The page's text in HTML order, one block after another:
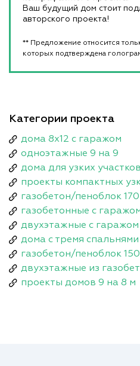
Ваш будущий дом стоит
авторского проекта!
** Предложение относится
которых подтверждена
Категории проекта
дома 8x12 с гаражом
одноэтажные 9 на 9
дома для узких участков
проекты компактных
газобетон/пеноблок
газобетонные с
двухэтажные с гаражом
дома с тремя спальнями
газобетон/пеноблок
двухэтажные из
проекты домов 9 на 8 м